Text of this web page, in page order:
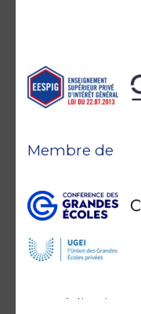
Accréditations
Membre de